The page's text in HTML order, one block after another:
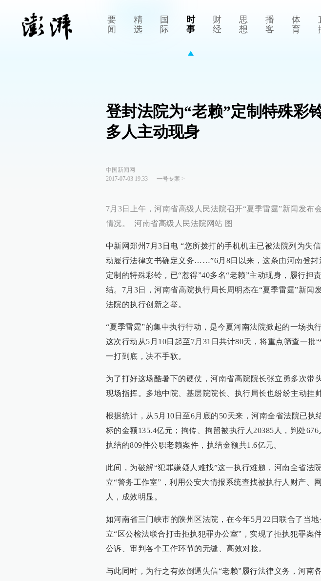
要
闻
精
选
国
际
时
事
财
经
思
想
播
客
体
育
登封法院为“老赖”定制特殊彩
多人主动现身
中国新闻网
2017-07-03 19:33
一号专案 >
7月3日上午，河南省高级人民法院召开“夏季雷霆”新闻发布
情况。 河南省高级人民法院网站 图
中新网郑州7月3日电 “您所拨打的手机机主已被法院列为失
动履行法律文书确定义务……”6月8日以来，这条由河南登封
定制的特殊彩铃，已“惹得”40多名“老赖”主动现身，履行担
结。7月3日，河南省高院执行局长周明杰在“夏季雷霆”新闻
法院的执行创新之举。
“夏季雷霆”的集中执行行动，是今夏河南法院掀起的一场执
这次行动从5月10日起至7月31日共计80天，将重点筛查一批
一打到底，决不手软。
为了打好这场酷暑下的硬仗，河南省高院院长张立勇多次带
现场指挥。多地中院、基层院院长、执行局长也纷纷主动挂
根据统计，从5月10日至6月底的50天来，河南全省法院已执
标的金额135.4亿元；拘传、拘留被执行人20385人，判处
执结的809件公职老赖案件，执结金额共1.6亿元。
此间，为破解“犯罪嫌疑人难找”这一执行难题，河南全省法
立“警务工作室”，利用公安大情报系统查找被执行人财产、
人，成效明显。
如河南省三门峡市的陕州区法院，在今年5月22日联合了当
立“区公检法联合打击拒执犯罪办公室”，实现了拒执犯罪案
公诉、审判各个工作环节的无缝、高效对接。
与此同时，为行之有效倒逼失信“老赖”履行法律义务，河南